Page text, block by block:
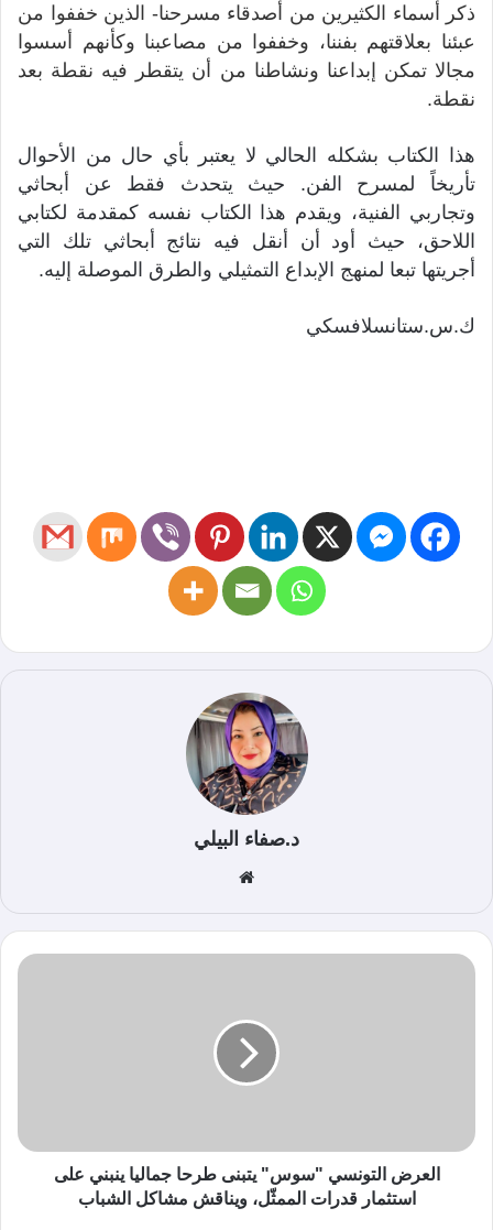
ذكر أسماء الكثيرين من أصدقاء مسرحنا- الذين خففوا من
عبئنا بعلاقتهم بفننا، وخففوا من مصاعبنا وكأنهم أسسوا
مجالا تمكن إبداعنا ونشاطنا من أن يتقطر فيه نقطة بعد
نقطة.
هذا الكتاب بشكله الحالي لا يعتبر بأي حال من الأحوال
تأريخاً لمسرح الفن. حيث يتحدث فقط عن أبحاثي
وتجاربي الفنية، ويقدم هذا الكتاب نفسه كمقدمة لكتابي
اللاحق، حيث أود أن أنقل فيه نتائج أبحاثي تلك التي
أجريتها تبعا لمنهج الإبداع التمثيلي والطرق الموصلة إليه.
ك.س.ستانسلافسكي
د.صفاء البيلي
الوي
ب
العرض التونسي "سوس" يتبنى طرحا جماليا ينبني على
استثمار قدرات الممثّل، ويناقش مشاكل الشباب